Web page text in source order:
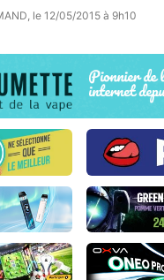
, le 12/05/2015 à 9h10